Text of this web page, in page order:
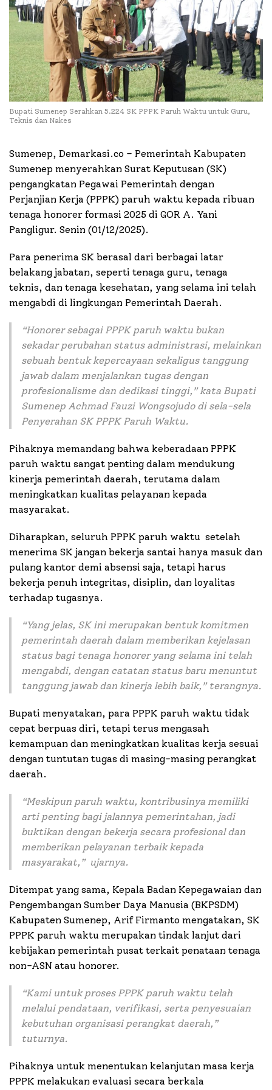
Bupati Sumenep Serahkan 5.224 SK PPPK Paruh Waktu untuk Guru,
Teknis dan Nakes
Sumenep, Demarkasi.co – Pemerintah Kabupaten
Sumenep menyerahkan Surat Keputusan (SK)
pengangkatan Pegawai Pemerintah dengan
Perjanjian Kerja (PPPK) paruh waktu kepada ribuan
tenaga honorer formasi 2025 di GOR A. Yani
Pangligur. Senin (01/12/2025).
Para penerima SK berasal dari berbagai latar
belakang jabatan, seperti tenaga guru, tenaga
teknis, dan tenaga kesehatan, yang selama ini telah
mengabdi di lingkungan Pemerintah Daerah.
“Honorer sebagai PPPK paruh waktu bukan
sekadar perubahan status administrasi, melainkan
sebuah bentuk kepercayaan sekaligus tanggung
jawab dalam menjalankan tugas dengan
profesionalisme dan dedikasi tinggi,”kata Bupati
Sumenep Achmad Fauzi Wongsojudo di sela-sela
Penyerahan SK PPPK Paruh Waktu.
Pihaknya memandang bahwa keberadaan PPPK
paruh waktu sangat penting dalam mendukung
kinerja pemerintah daerah, terutama dalam
meningkatkan kualitas pelayanan kepada
masyarakat.
Diharapkan, seluruh PPPK paruh waktu setelah
menerima SK jangan bekerja santai hanya masuk dan
pulang kantor demi absensi saja, tetapi harus
bekerja penuh integritas, disiplin, dan loyalitas
terhadap tugasnya.
“Yang jelas, SK ini merupakan bentuk komitmen
pemerintah daerah dalam memberikan kejelasan
status bagi tenaga honorer yang selama ini telah
mengabdi, dengan catatan status baru menuntut
tanggung jawab dan kinerja lebih baik,” terangnya.
Bupati menyatakan, para PPPK paruh waktu tidak
cepat berpuas diri, tetapi terus mengasah
kemampuan dan meningkatkan kualitas kerja sesuai
dengan tuntutan tugas di masing-masing perangkat
daerah.
“Meskipun paruh waktu, kontribusinya memiliki
arti penting bagi jalannya pemerintahan, jadi
buktikan dengan bekerja secara profesional dan
memberikan pelayanan terbaik kepada
masyarakat,” ujarnya.
Ditempat yang sama, Kepala Badan Kepegawaian dan
Pengembangan Sumber Daya Manusia (BKPSDM)
Kabupaten Sumenep, Arif Firmanto mengatakan, SK
PPPK paruh waktu merupakan tindak lanjut dari
kebijakan pemerintah pusat terkait penataan tenaga
non-ASN atau honorer.
“Kami untuk proses PPPK paruh waktu telah
melalui pendataan, verifikasi, serta penyesuaian
kebutuhan organisasi perangkat daerah,”
tuturnya.
Pihaknya untuk menentukan kelanjutan masa kerja
PPPK melakukan evaluasi secara berkala